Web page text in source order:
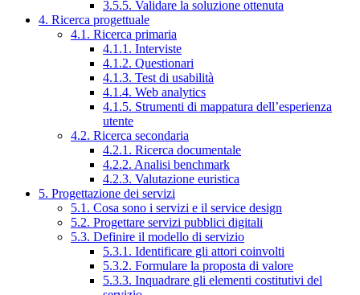
3.5.5. Validare la soluzione ottenuta
4. Ricerca progettuale
4.1. Ricerca primaria
4.1.1. Interviste
4.1.2. Questionari
4.1.3. Test di usabilità
4.1.4. Web analytics
4.1.5. Strumenti di mappatura dell’esperienza
utente
4.2. Ricerca secondaria
4.2.1. Ricerca documentale
4.2.2. Analisi benchmark
4.2.3. Valutazione euristica
5. Progettazione dei servizi
5.1. Cosa sono i servizi e il service design
5.2. Progettare servizi pubblici digitali
5.3. Definire il modello di servizio
5.3.1. Identificare gli attori coinvolti
5.3.2. Formulare la proposta di valore
5.3.3. Inquadrare gli elementi costitutivi del